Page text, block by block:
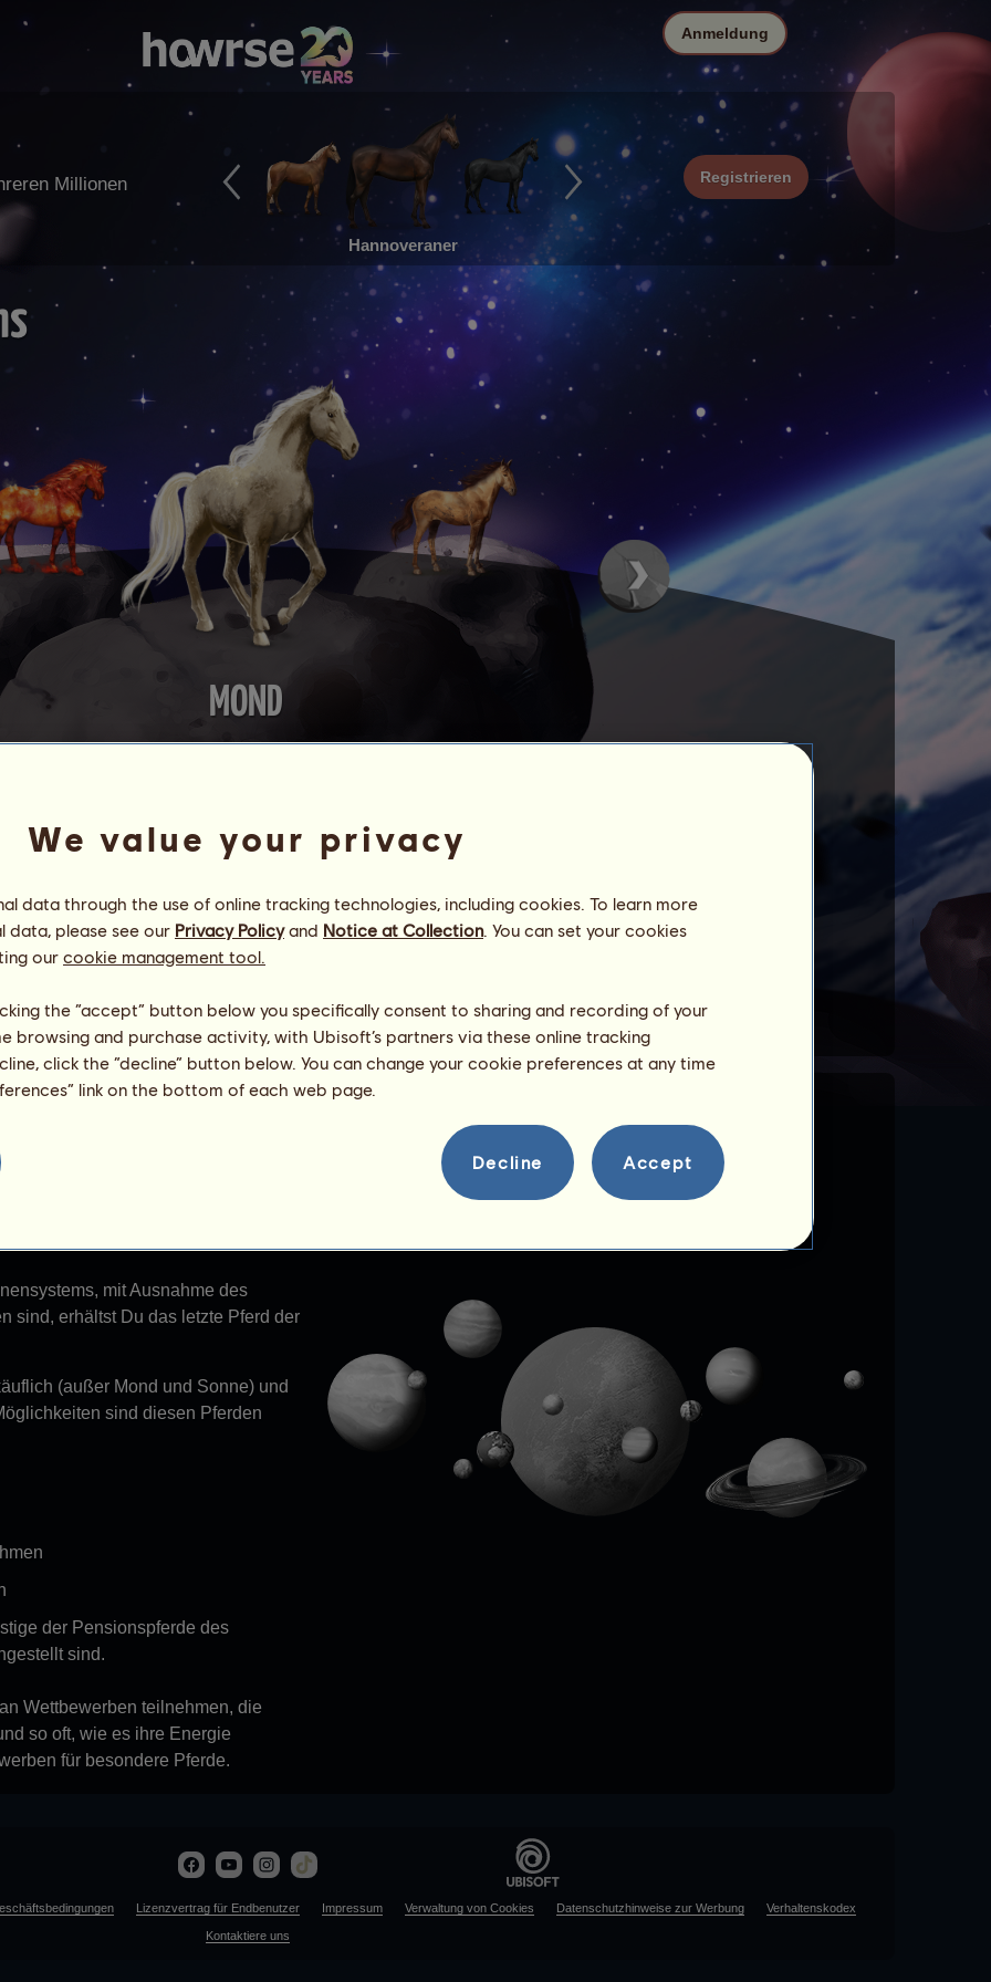
Millionen
Hannoveraner
Registrieren
Anmeldung
MOND
um die Erde machen, um seine Fähigkeiten zu verbessern.
des Sonnensystems
sind göttliche Pferde. Jedes Pferd
Sonnensystems dar.
mit Ausnahme des
sind, erhältst Du das letzte Pferd der
(außer Mond und Sonne) und
sind diesen Pferden
der Pensionspferde des
sind.
Wettbewerben teilnehmen, die
so oft, wie es ihre Energie
für besondere Pferde.
Lizenzvertrag für Endbenutzer Impressum Verwaltung von Cookies Datenschutzhinweise zur Werbung Verhaltenskodex
Kontaktiere uns
We value your privacy
data through the use of online tracking technologies, including cookies. To learn more
data, please see our Privacy Policyand Notice at Collection. You can set your cookies
our cookie management tool.
the “accept” button below you specifically consent to sharing and recording of your
browsing and purchase activity, with Ubisoft’s partners via these online tracking
click the “decline” button below. You can change your cookie preferences at any time
link on the bottom of each web page.
Decline Accept